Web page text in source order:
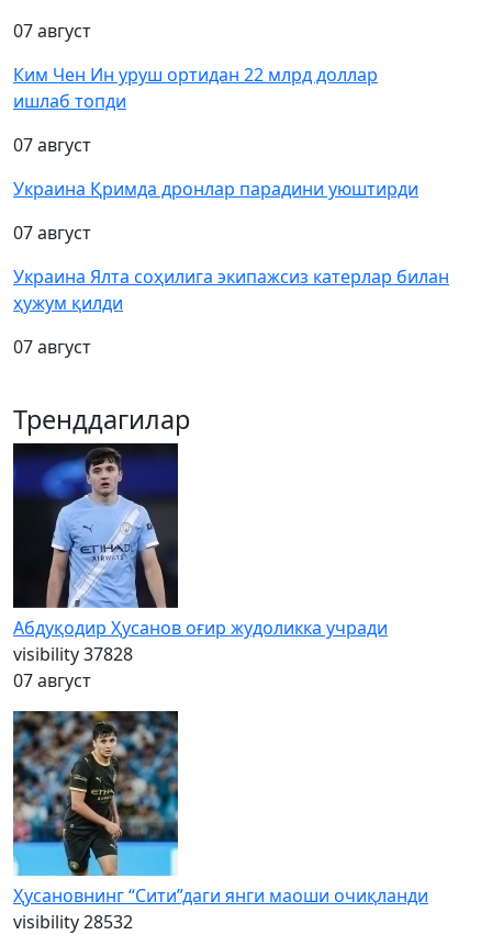
07 август
Ким Чен Ин уруш ортидан 22 млрд доллар
ишлаб топди
07 август
Украина Қримда дронлар парадини уюштирди
07 август
Украина Ялта соҳилига экипажсиз катерлар билан
ҳужум қилди
07 август
Тренддагилар
Абдуқодир Ҳусанов оғир жудоликка учради
visibility37828
07 август
Ҳусановнинг “Сити”даги янги маоши очиқланди
visibility28532